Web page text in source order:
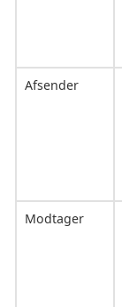
Afsender
Modtager